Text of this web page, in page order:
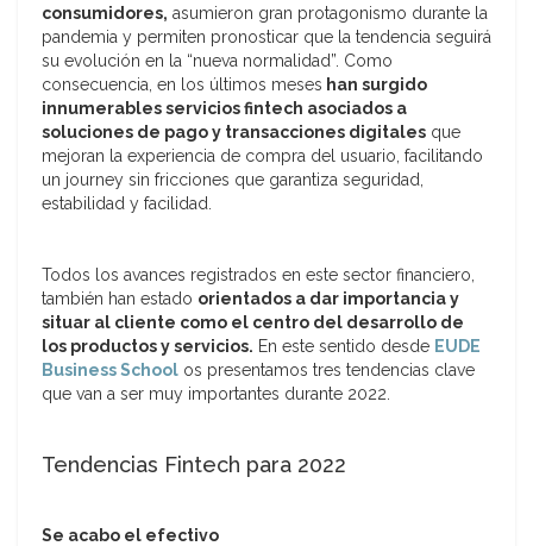
consumidores, asumieron gran protagonismo durante la
pandemia y permiten pronosticar que la tendencia seguirá
su evolución en la “nueva normalidad”. Como
consecuencia, en los últimos meses han surgido
innumerables servicios fintech asociados a
soluciones de pago y transacciones digitales que
mejoran la experiencia de compra del usuario, facilitando
un journey sin fricciones que garantiza seguridad,
estabilidad y facilidad.
Todos los avances registrados en este sector financiero,
también han estado orientados a dar importancia y
situar al cliente como el centro del desarrollo de
los productos y servicios. En este sentido desde EUDE
Business School os presentamos tres tendencias clave
que van a ser muy importantes durante 2022.
Tendencias Fintech para 2022
Se acabo el efectivo